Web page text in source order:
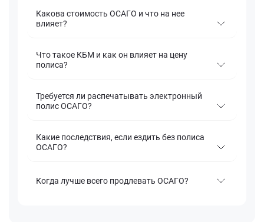
Какова стоимость ОСАГО и что на нее
влияет?
Что такое КБМ и как он влияет на цену
полиса?
Требуется ли распечатывать электронный
полис ОСАГО?
Какие последствия, если ездить без полиса
ОСАГО?
Когда лучше всего продлевать ОСАГО?